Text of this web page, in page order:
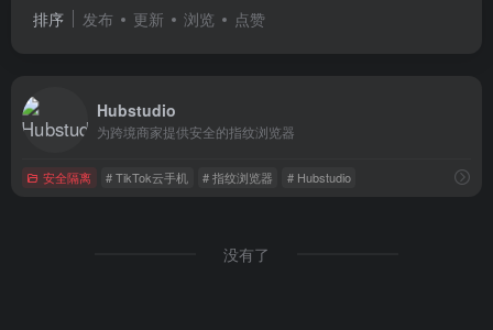
排序 发布 更新 浏览 点赞
Hubstudio
为跨境商家提供安全的指纹浏览器
安全隔离 # TikTok云手机 # 指纹浏览器 # Hubstudio
没有了